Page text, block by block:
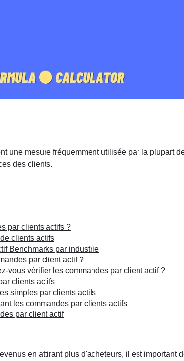
une mesure fréquemment utilisée par la plupart
des clients.
par clients actifs ?
clients actifs
Benchmarks par industrie
par client actif ?
vous vérifier les commandes par client actif ?
clients actifs
simples par clients actifs
les commandes par clients actifs
par client actif
en attirant plus d'acheteurs, il est important